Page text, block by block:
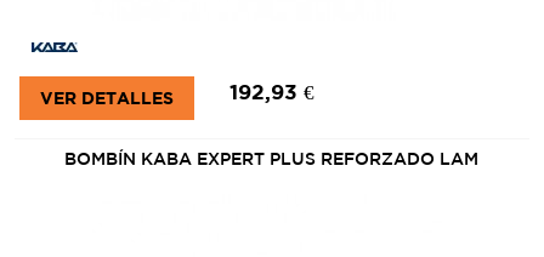
192,93 €
VER DETALLES
BOMBÍN KABA EXPERT PLUS REFORZADO LAM